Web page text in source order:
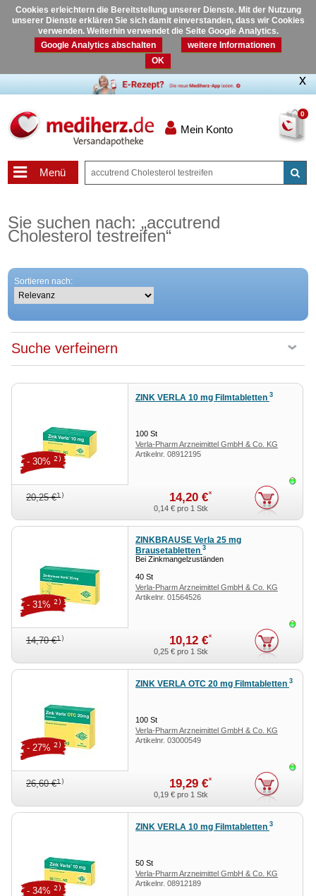
Cookies erleichtern die Bereitstellung unserer Dienste. Mit der Nutzung
unserer Dienste erklären Sie sich damit einverstanden, dass wir Cookies
verwenden. Weiterhin verwendet die Seite Google Analytics.
Google Analytics abschalten
weitere Informationen
OK
0
Mein Konto
Menü
Sie suchen nach: „accutrend
Cholesterol testreifen“
Sortieren nach:
Suche verfeinern
ZINK VERLA 10 mg Filmtabletten 3
100 St
Verla-Pharm Arzneimittel GmbH & Co. KG
Artikelnr. 08912195
20,25 €1) 14,20 €*
- 30%2)
0,14 €pro 1 Stk
ZINKBRAUSE Verla 25 mg
Brausetabletten 3
Bei Zinkmangelzuständen
40 St
Verla-Pharm Arzneimittel GmbH & Co. KG
Artikelnr. 01564526
14,70 €1) 10,12 €*
- 31%2)
0,25 €pro 1 Stk
ZINK VERLA OTC 20 mg Filmtabletten 3
100 St
Verla-Pharm Arzneimittel GmbH & Co. KG
Artikelnr. 03000549
26,60 €1) 19,29 €*
- 27%2)
0,19 €pro 1 Stk
ZINK VERLA 10 mg Filmtabletten 3
50 St
Verla-Pharm Arzneimittel GmbH & Co. KG
Artikelnr. 08912189
- 34%2)